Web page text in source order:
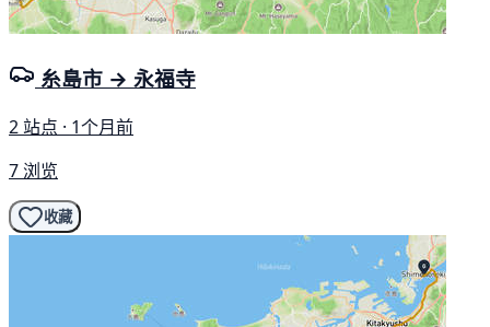
糸島市 → 永福寺
2 站点 · 1个月前
7 浏览
收藏